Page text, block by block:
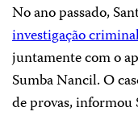
No ano passado,
investigação
juntamente com o
Sumba Nancil. O
de provas, informou